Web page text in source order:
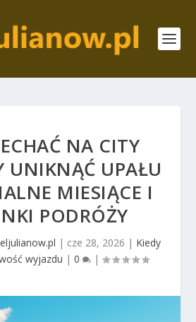
NA CITY
UNIKNĄĆ UPAŁU
MIESIĄCE I
PODRÓŻY
| cze 28, 2026 | Kiedy
wyjazdu | 0 |